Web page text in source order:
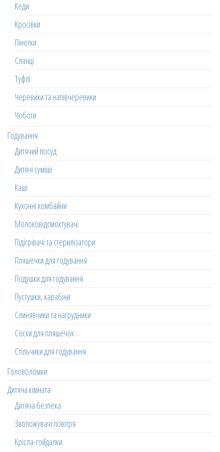
Кеди
Кросівки
Пінетки
Сланці
Туфлі
Черевики та напівчеревики
Чоботи
Годування
Дитячий посуд
Дитячі суміші
Каші
Кухонні комбайни
Молоковідсмоктувачі
Підігрівачі та стерилізатори
Пляшечки для годування
Подушки для годування
Пустушки, карабіни
Слинявчики та нагрудники
Соски для пляшечок
Стільчики для годування
Головоломки
Дитяча кімната
Дитяча безпека
Зволожувачі повітря
Крісла-гойдалки